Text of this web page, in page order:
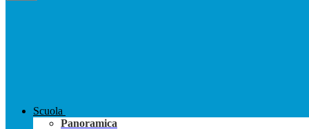
Scuola
Panoramica